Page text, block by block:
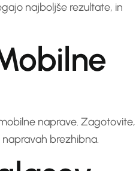
najboljše rezultate, in
naprave.
brezhibna.